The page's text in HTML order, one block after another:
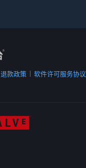
退款政策 软件许可服务协议